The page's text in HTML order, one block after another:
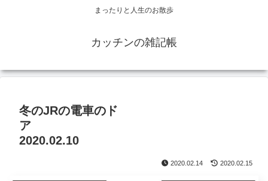
まったりと人生のお散歩
カッチンの雑記帳
冬のJRの電車のド
ア
2020.02.10
2020.02.14 2020.02.15